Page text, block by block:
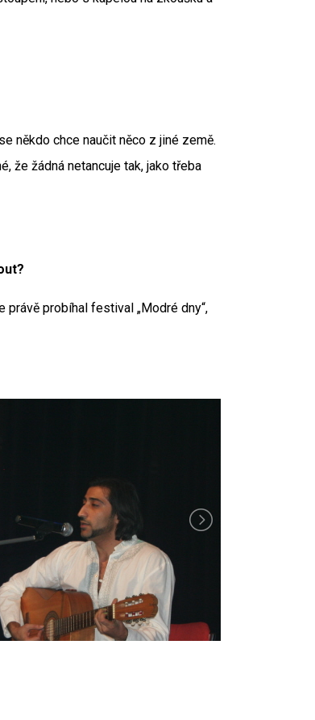
někdo chce naučit něco z jiné země.
že žádná netancuje tak, jako třeba
právě probíhal festival „Modré dny“,